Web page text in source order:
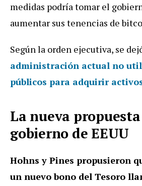
medidas podría tomar el
aumentar sus tenencias de
Según la orden ejecutiva, se
administración actual no
públicos para adquirir
La nueva
gobierno de EEUU
Hohns y Pines propusieron
un nuevo bono del Tesoro